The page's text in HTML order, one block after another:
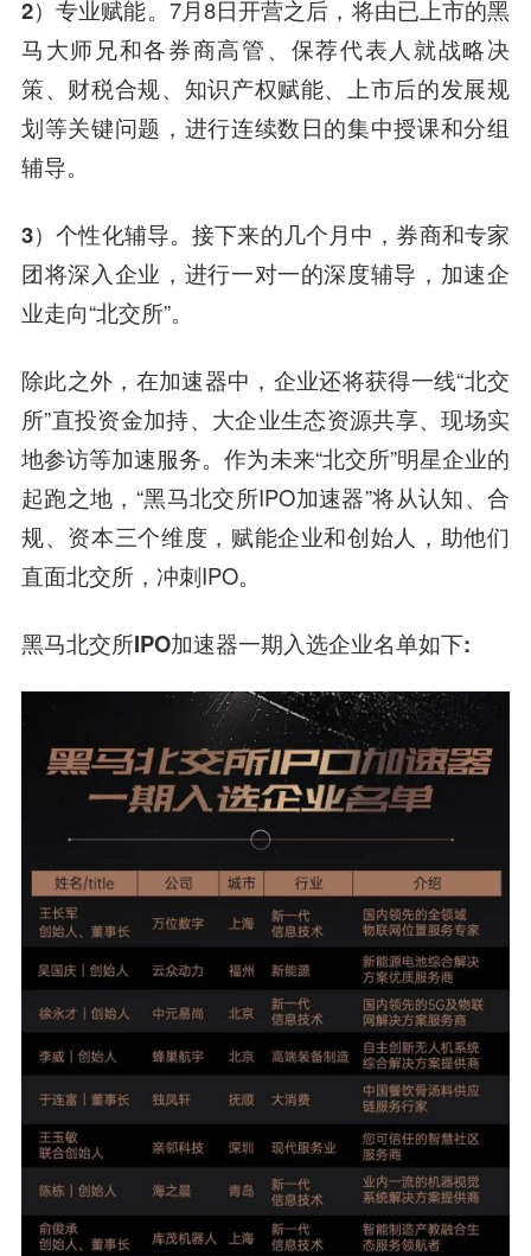
2）专业赋能。 7月8日开营之后，将由已上市的黑
马大师兄和各券商高管、保荐代表人就战略决
策、财税合规、知识产权赋能、上市后的发展规
划等关键问题，进行连续数日的集中授课和分组
辅导。
3）个性化辅导。接下来的几个月中，券商和专家
团将深入企业，进行一对一的深度辅导，加速企
业走向“北交所”。
除此之外，在加速器中，企业还将获得一线“北交
所”直投资金加持、大企业生态资源共享、现场实
地参访等加速服务。作为未来“北交所”明星企业的
起跑之地，“黑马北交所IPO加速器”将从认知、合
规、资本三个维度，赋能企业和创始人，助他们
直面北交所，冲刺IPO。
黑马北交所IPO加速器一期入选企业名单如下: